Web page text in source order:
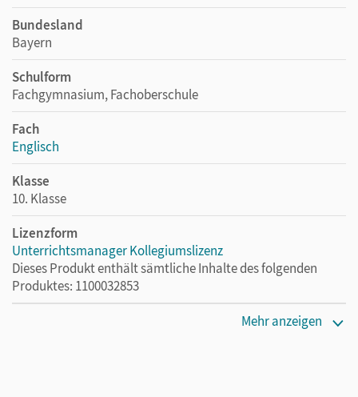
Bundesland
Bayern
Schulform
Fachgymnasium, Fachoberschule
Fach
Englisch
Klasse
10. Klasse
Lizenzform
Unterrichtsmanager Kollegiumslizenz
Dieses Produkt enthält sämtliche Inhalte des folgenden
Produktes: 1100032853
Mehr anzeigen